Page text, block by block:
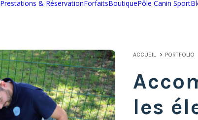
Prestations & RéservationForfaitsBoutiquePôle Canin Sport
ACCUEIL PORTFOLIO
les